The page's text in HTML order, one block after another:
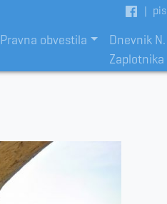
|
Pravna obvestila
Dnevnik N.
Zaplotnika